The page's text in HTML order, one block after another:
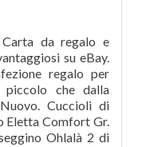
da regalo e
su eBay.
regalo per
piccolo che dalla
Cuccioli di
Eletta Comfort Gr.
Ohlalà 2 di